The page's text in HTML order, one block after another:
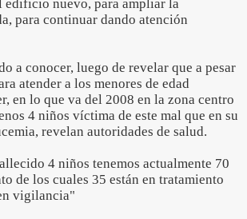
edificio nuevo, para ampliar la
para continuar dando atención
a conocer, luego de revelar que a pesar
atender a los menores de edad
en lo que va del 2008 en la zona centro
4 niños víctima de este mal que en su
revelan autoridades de salud.
4 niños tenemos actualmente 70
de los cuales 35 están en tratamiento
vigilancia"